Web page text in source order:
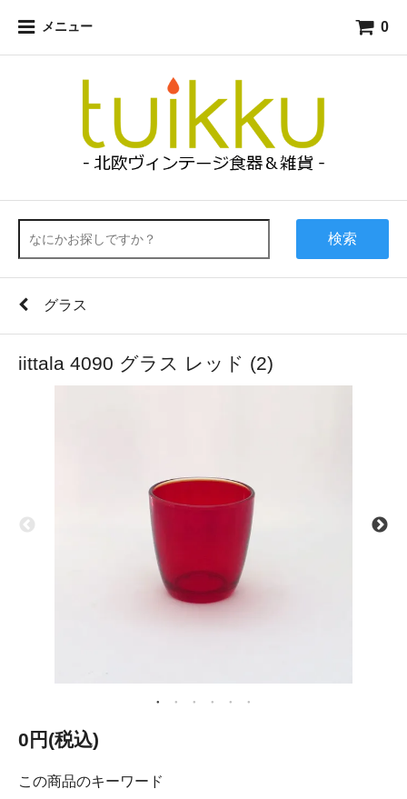
メニュー 0
検索
グラス
iittala 4090 グラス レッド (2)
0円(税込)
この商品のキーワード